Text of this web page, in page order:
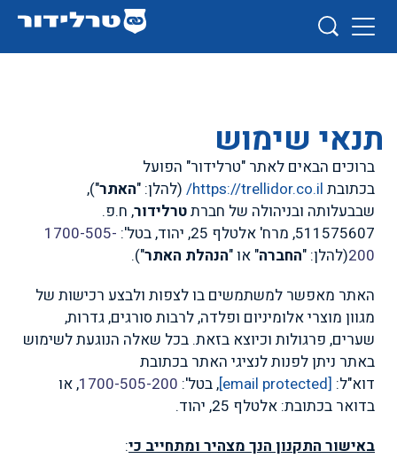
תנאי שימוש
ברוכים הבאים לאתר "טרלידור" הפועל
בכתובת https://trellidor.co.il
/ (להלן: "האתר"),
שבבעלותה ובניהולה של חברתטרלידור, ח.פ.
511575607, מרח'
אלטלף 25, יהוד , בטל': 1700-505-
200(להלן: "החברה" או "הנהלת האתר").
האתר מאפשר למשתמשים בו לצפות ולבצע רכישות של
מגוון מוצרי אלומיניום ופלדה, לרבות סורגים, גדרות,
שערים, פרגולות וכיוצא בזאת. בכל שאלה הנוגעת לשימוש
באתר ניתן לפנות לנציגי האתר בכתובת
דוא"ל: [email protected] , בטל': 1700-505-200, או
בדואר בכתובת: אלטלף 25, יהוד
.
באישור התקנון הנך מצהיר ומתחייב כי: